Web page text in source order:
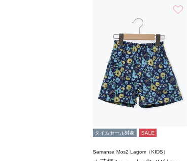
タイムセール対象 SALE
Samansa Mos2 Lagom（KIDS）